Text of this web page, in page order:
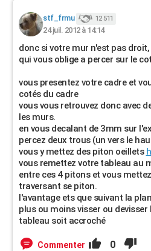
stf_frmu 12 511
24 juil. 2012 à 14:14
donc si votre mur n'est pas
qui vous oblige a percer sur le
vous presentez votre cadre et
cotés du cadre
vous vous retrouvez donc avec
les murs.
en vous decalant de 3mm sur
percez deux trous (un vers le
vous y mettez des piton oeillets
vous remettez votre tableau au
entre ces 4 pitons et vous
traversant se piton.
l'avantage ets que suivant la
plus ou moins visser ou
tableau soit accroché
Commenter 0